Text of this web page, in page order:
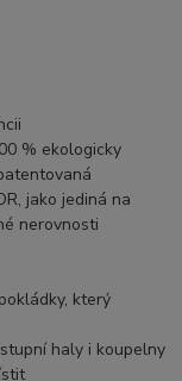
% ekologicky
jako jediná na
nerovnosti
který
haly i koupelny